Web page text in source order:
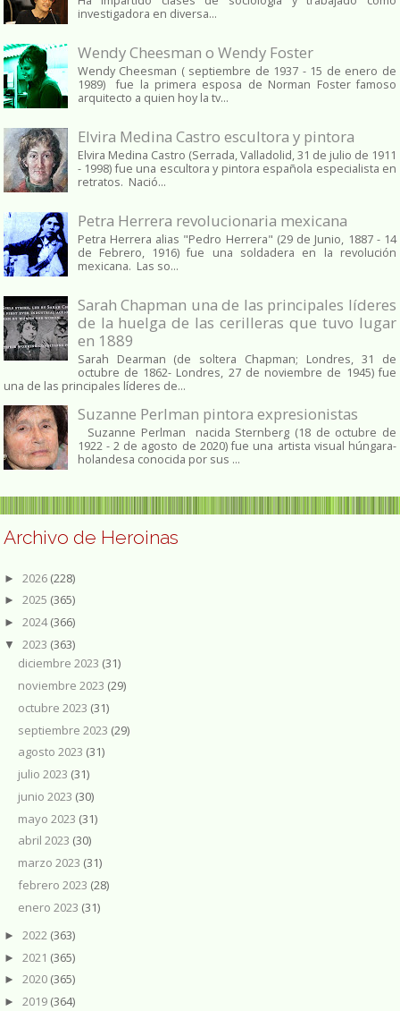
investigadora en diversa...
Wendy Cheesman o Wendy Foster
Wendy Cheesman ( septiembre de 1937 - 15 de enero de
1989) fue la primera esposa de Norman Foster famoso
arquitecto a quien hoy la tv...
Elvira Medina Castro escultora y pintora
Elvira Medina Castro (Serrada, Valladolid, 31 de julio de 1911
- 1998) fue una escultora y pintora española especialista en
retratos. Nació...
Petra Herrera revolucionaria mexicana
Petra Herrera alias "Pedro Herrera" (29 de Junio, 1887 - 14
de Febrero, 1916) fue una soldadera en la revolución
mexicana. Las so...
Sarah Chapman una de las principales líderes
de la huelga de las cerilleras que tuvo lugar
en 1889
Sarah Dearman (de soltera Chapman; Londres, 31 de
octubre de 1862​- Londres, 27 de noviembre de 1945)​ fue
una de las principales líderes de...
Suzanne Perlman pintora expresionistas
Suzanne Perlman nacida Sternberg (18 de octubre de
1922 - 2 de agosto de 2020) fue una artista visual húngara-
holandesa conocida por sus ...
Archivo de Heroinas
► 2026 (228)
► 2025 (365)
► 2024(366)
▼ 2023 (363)
diciembre 2023 (31)
noviembre 2023 (29)
octubre 2023 (31)
septiembre 2023 (29)
agosto 2023 (31)
julio 2023 (31)
junio 2023 (30)
mayo 2023 (31)
abril 2023 (30)
marzo 2023 (31)
febrero 2023 (28)
enero 2023 (31)
► 2022 (363)
► 2021 (365)
► 2020 (365)
► 2019 (364)